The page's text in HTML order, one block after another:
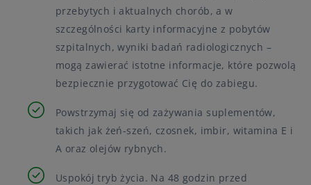
przebytych i aktualnych chorób, a w
szczególności karty informacyjne z pobytów
szpitalnych, wyniki badań radiologicznych –
mogą zawierać istotne informacje, które pozwolą
bezpiecznie przygotować Cię do zabiegu.
Powstrzymaj się od zażywania suplementów,
takich jak żeń-szeń, czosnek, imbir, witamina E i
A oraz olejów rybnych.
Uspokój tryb życia. Na 48 godzin przed